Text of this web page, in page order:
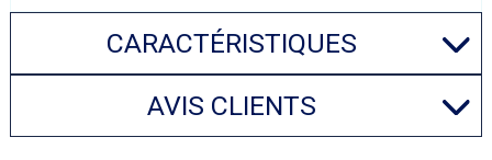
Élément indispensable de votre literie, ce sommier
adaptable pour une longueur 190 ou 200 cm en
espaçant plus ou moins les lattes.Il vous permet
CARACTÉRISTIQUES
AVIS CLIENTS